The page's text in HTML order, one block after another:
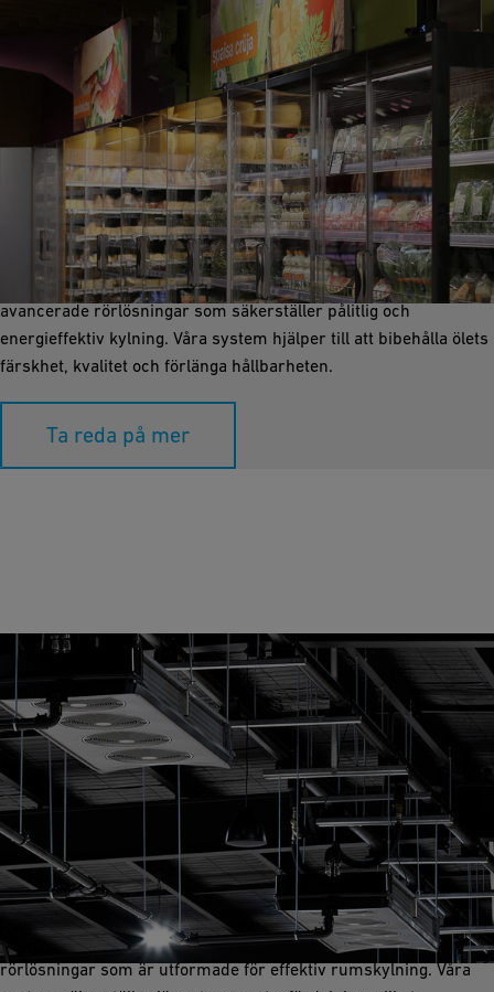
Kylning
Kylsystem är avgörande för att lagra råmaterial,
mellanprodukter och färdig öl vid optimala temperaturer. GF
Industry and Infrastructure Flow Solutions tillhandahåller
avancerade rörlösningar som säkerställer pålitlig och
energieffektiv kylning. Våra system hjälper till att bibehålla ölets
färskhet, kvalitet och förlänga hållbarheten.
Ta reda på mer
Rumskylning
Rumskylning är mycket viktigt för att skapa en kontrollerad
miljö i ett bryggeris tillverknings- och lagringsområden. GF
Industry and Infrastructure Flow Solutions levererar hållbara
rörlösningar som är utformade för effektiv rumskylning. Våra